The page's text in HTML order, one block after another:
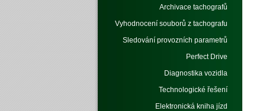
Archivace tachografů
Vyhodnocení souborů z tachografu
Sledování provozních parametrů
Perfect Drive
Diagnostika vozidla
Technologické řešení
Elektronická kniha jízd